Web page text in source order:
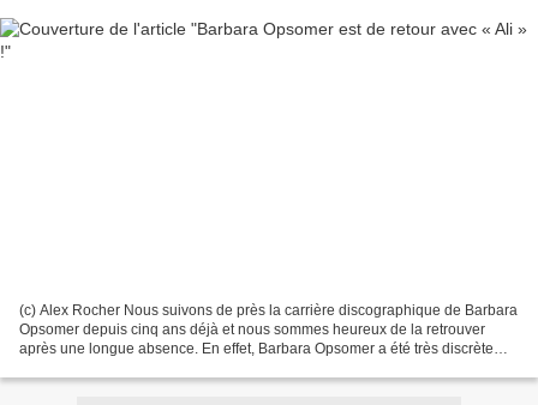
(c) Alex Rocher Nous suivons de près la carrière discographique de Barbara
Opsomer depuis cinq ans déjà et nous sommes heureux de la retrouver
après une longue absence. En effet, Barbara Opsomer a été très discrète